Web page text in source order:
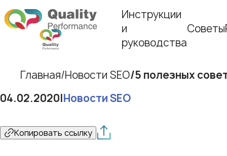
Инструкции
и
руководства
Советы
Главная Новости SEO 5 полезных
04.02.2020|Новости SEO
Копировать ссылку